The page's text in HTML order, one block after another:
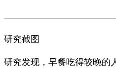
研究截图
研究发现，早餐吃得较晚的